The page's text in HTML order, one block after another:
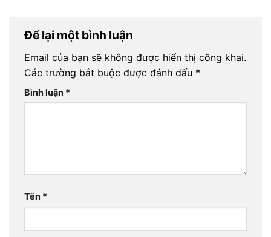
Để lại một bình luận
Email của bạn sẽ không được hiển thị công khai.
Các trường bắt buộc được đánh dấu *
Bình luận *
Tên *